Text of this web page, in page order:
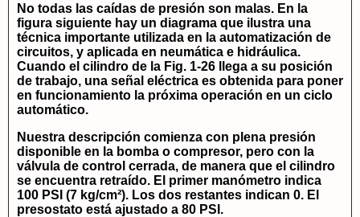
No todas las caídas de presión son malas. En la
figura siguiente hay un diagrama que ilustra una
técnica importante utilizada en la automatización de
circuitos, y aplicada en neumática e hidráulica.
Cuando el cilindro de la Fig. 1-26 llega a su posición
de trabajo, una señal eléctrica es obtenida para poner
en funcionamiento la próxima operación en un ciclo
automático.
Nuestra descripción comienza con plena presión
disponible en la bomba o compresor, pero con la
válvula de control cerrada, de manera que el cilindro
se encuentra retraído. El primer manómetro indica
100 PSI (7 kg/cm²). Los dos restantes indican 0. El
presostato está ajustado a 80 PSI.